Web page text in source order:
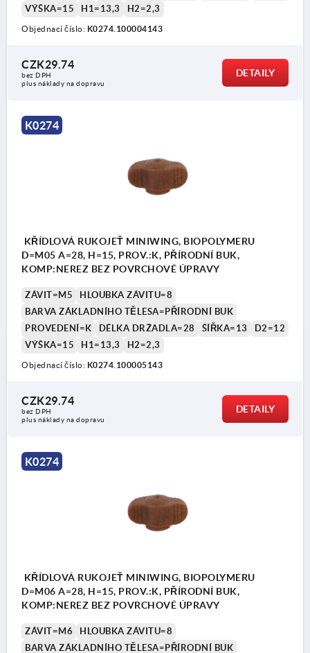
VÝŠKA=15
H1=13,3 H2=2,3
Objednací číslo: K0274.100004143
CZK29.74
bez DPH
plus náklady na dopravu
DETAILY
K0274
KŘÍDLOVÁ RUKOJEŤ MINIWING, BIOPOLYMERU
D=M05 A=28, H=15, PROV.:K, PŘÍRODNÍ BUK,
KOMP:NEREZ BEZ POVRCHOVÉ ÚPRAVY
ZÁVIT=M5
HLOUBKA ZÁVITU=8
BARVA ZÁKLADNÍHO TĚLESA=PŘÍRODNÍ BUK
PROVEDENÍ=K
DÉLKA DRŽADLA=28 ŠÍŘKA=13
D2=12
VÝŠKA=15
H1=13,3 H2=2,3
Objednací číslo: K0274.100005143
CZK29.74
bez DPH
plus náklady na dopravu
DETAILY
K0274
KŘÍDLOVÁ RUKOJEŤ MINIWING, BIOPOLYMERU
D=M06 A=28, H=15, PROV.:K, PŘÍRODNÍ BUK,
KOMP:NEREZ BEZ POVRCHOVÉ ÚPRAVY
ZÁVIT=M6
HLOUBKA ZÁVITU=8
BARVA ZÁKLADNÍHO TĚLESA=PŘÍRODNÍ BUK